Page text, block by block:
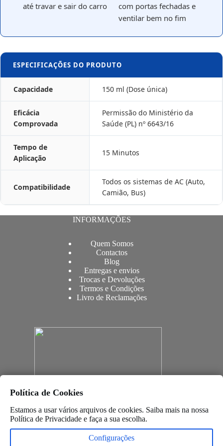
até travar e sair do carro
com portas fechadas e
ventilar bem no fim
ESPECIFICAÇÕES DO PRODUTO
Capacidade 150 ml (Dose única)
Eficácia
Comprovada
Permissão do Ministério da
Saúde (PL) nº 6643/16
Tempo de
Aplicação
15 Minutos
Compatibilidade
Todos os sistemas de AC (Auto,
Camião, Bus)
INFORMAÇÕES
Quem Somos
Contactos
Blog
Entregas e envios
Trocas e Devoluções
Termos e Condições
Livro de Reclamações
Política de Cookies
Estamos a usar vários arquivos de cookies. Saiba mais na nossa
Política de Privacidade e faça a sua escolha.
Configurações